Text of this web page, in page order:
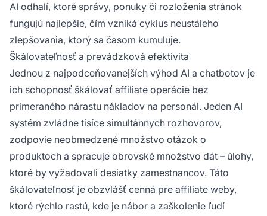
AI odhalí, ktoré správy, ponuky či rozloženia stránok
fungujú najlepšie, čím vzniká cyklus neustáleho
zlepšovania, ktorý sa časom kumuluje.
Škálovateľnosť a prevádzková efektivita
Jednou z najpodceňovanejších výhod AI a chatbotov je
ich schopnosť škálovať affiliate operácie bez
primeraného nárastu nákladov na personál. Jeden AI
systém zvládne tisíce simultánnych rozhovorov,
zodpovie neobmedzené množstvo otázok o
produktoch a spracuje obrovské množstvo dát – úlohy,
ktoré by vyžadovali desiatky zamestnancov. Táto
škálovateľnosť je obzvlášť cenná pre affiliate weby,
ktoré rýchlo rastú, kde je nábor a zaškolenie ľudí